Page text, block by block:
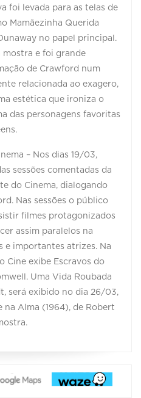
foi levada para as telas de
Mamãezinha Querida
no papel principal.
mostra e foi grande
de Crawford num
relacionada ao exagero,
estética que ironiza o
das personagens favoritas
– Nos dias 19/03,
sessões comentadas da
do Cinema, dialogando
Nas sessões o público
filmes protagonizados
assim paralelos na
e importantes atrizes. Na
Cine exibe Escravos do
Uma Vida Roubada
será exibido no dia 26/03,
na Alma (1964), de Robert